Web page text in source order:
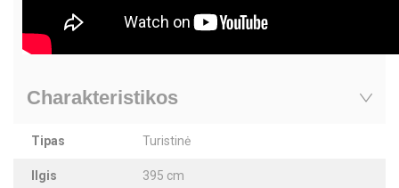
Charakteristikos
Tipas Turistinė
Ilgis 395 cm